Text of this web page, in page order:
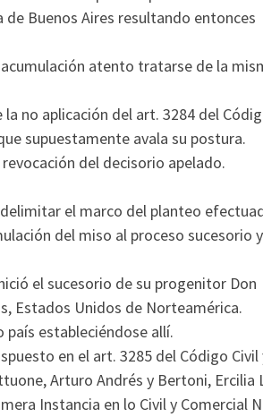
Buenos Aires resultando entonces
atento tratarse de la
no aplicación del art. 3284 del
supuestamente avala su postura.
del decisorio apelado.
el marco del planteo
del miso al proceso sucesorio
el sucesorio de su progenitor Don
Estados Unidos de Norteamérica.
país estableciéndose allí.
en el art. 3285 del Código Civil
Arturo Andrés y Bertoni, Ercilia
Instancia en lo Civil y Comercial